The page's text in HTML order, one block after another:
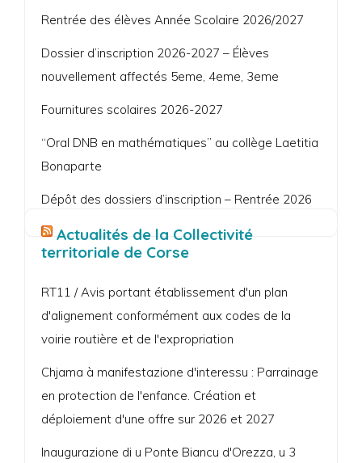
Rentrée des élèves Année Scolaire 2026/2027
Dossier d’inscription 2026-2027 – Élèves
nouvellement affectés 5eme, 4eme, 3eme
Fournitures scolaires 2026-2027
“Oral DNB en mathématiques” au collège Laetitia
Bonaparte
Dépôt des dossiers d’inscription – Rentrée 2026
Actualités de la Collectivité
territoriale de Corse
RT11 / Avis portant établissement d'un plan
d'alignement conformément aux codes de la
voirie routière et de l'expropriation
Chjama à manifestazione d'interessu : Parrainage
en protection de l'enfance. Création et
déploiement d'une offre sur 2026 et 2027
Inaugurazione di u Ponte Biancu d'Orezza, u 3